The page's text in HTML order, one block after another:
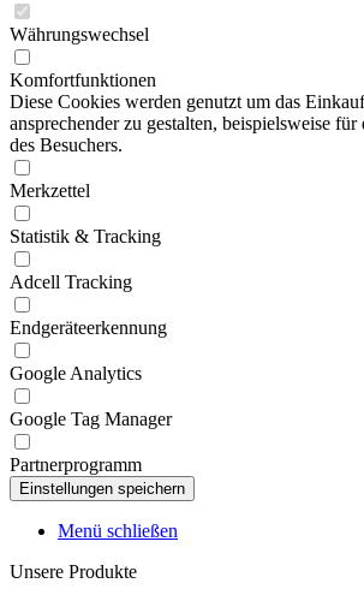
Währungswechsel
Komfortfunktionen
Diese Cookies werden genutzt um das
ansprechender zu gestalten, beispielsweise
des Besuchers.
Merkzettel
Statistik & Tracking
Adcell Tracking
Endgeräteerkennung
Google Analytics
Google Tag Manager
Partnerprogramm
Menü schließen
Unsere Produkte